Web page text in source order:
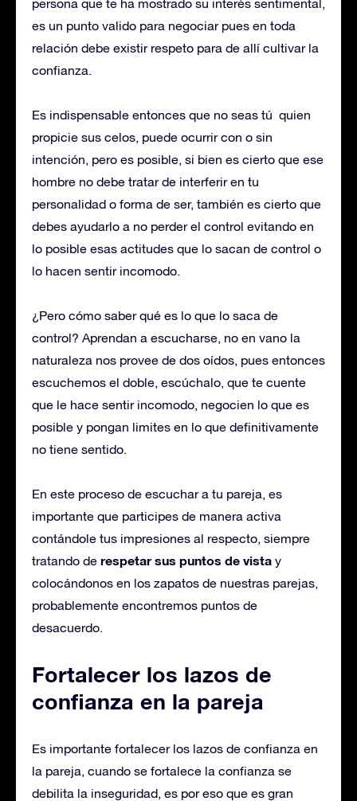
persona que te ha mostrado su interés sentimental,
es un punto valido para negociar pues en toda
relación debe existir respeto para de allí cultivar la
confianza.
Es indispensable entonces que no seas tú quien
propicie sus celos, puede ocurrir con o sin
intención, pero es posible, si bien es cierto que ese
hombre no debe tratar de interferir en tu
personalidad o forma de ser, también es cierto que
debes ayudarlo a no perder el control evitando en
lo posible esas actitudes que lo sacan de control o
lo hacen sentir incomodo.
¿Pero cómo saber qué es lo que lo saca de
control? Aprendan a escucharse, no en vano la
naturaleza nos provee de dos oídos, pues entonces
escuchemos el doble, escúchalo, que te cuente
que le hace sentir incomodo, negocien lo que es
posible y pongan limites en lo que definitivamente
no tiene sentido.
En este proceso de escuchar a tu pareja, es
importante que participes de manera activa
contándole tus impresiones al respecto, siempre
tratando de respetar sus puntos de vista y
colocándonos en los zapatos de nuestras parejas,
probablemente encontremos puntos de
desacuerdo.
Fortalecer los lazos de
confianza en la pareja
Es importante fortalecer los lazos de confianza en
la pareja, cuando se fortalece la confianza se
debilita la inseguridad, es por eso que es gran